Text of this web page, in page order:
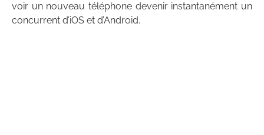
voir un nouveau téléphone devenir instantanément un
concurrent d’iOS et d’Android.